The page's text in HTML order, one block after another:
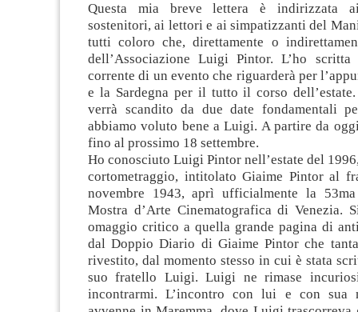
Questa mia breve lettera è indirizzata
sostenitori, ai lettori e ai simpatizzanti del
tutti coloro che, direttamente o
dell’Associazione Luigi Pintor. L’ho
corrente di un evento che riguarderà per
e la Sardegna per il tutto il corso
verrà scandito da due date fondamentali
abbiamo voluto bene a Luigi. A partire da
fino al prossimo 18 settembre.
Ho conosciuto Luigi Pintor nell’estate del
cortometraggio, intitolato Giaime Pintor al
novembre 1943, aprì ufficialmente la
Mostra d’Arte Cinematografica di Venezia.
omaggio critico a quella grande pagina di
dal Doppio Diario di Giaime Pintor che
rivestito, dal momento stesso in cui è stata
suo fratello Luigi. Luigi ne rimase
incontrarmi. L’incontro con lui e con sua